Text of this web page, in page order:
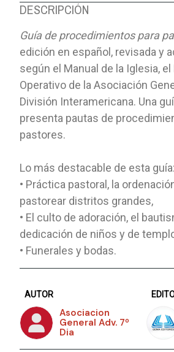
DESCRIPCIÓN
Guía de procedimientos para
edición en español, revisada y
según el Manual de la Iglesia,
Operativo de la Asociación
División Interamericana. Una
presenta pautas de
pastores.
Lo más destacable de esta guía:
• Práctica pastoral, la
pastorear distritos grandes,
• El culto de adoración, el
dedicación de niños y de
• Funerales y bodas.
AUTOR
Asociacion
General Adv. 7º
Dia